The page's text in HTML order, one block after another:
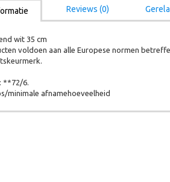
Reviews (0)
wit 35 cm
voldoen aan alle Europese normen
**72/6.
minimale afnamehoeveelheid